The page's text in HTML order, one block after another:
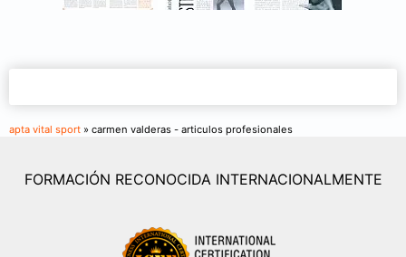
apta vital sport » carmen valderas - articulos profesionales
FORMACIÓN RECONOCIDA INTERNACIONALMENTE